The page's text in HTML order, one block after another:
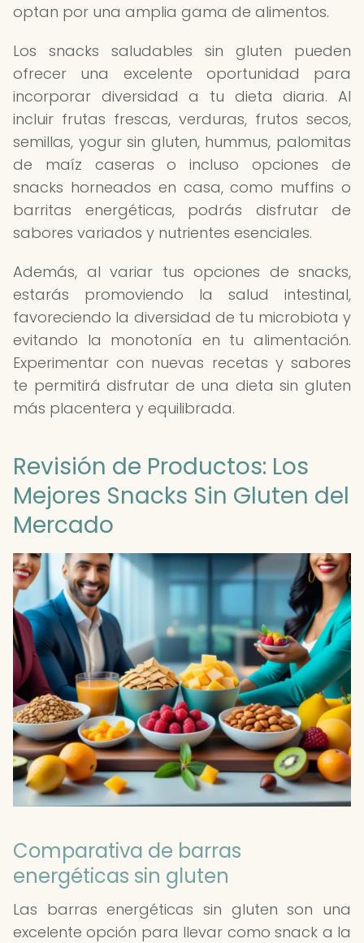
optan por una amplia gama de alimentos.
Los snacks saludables sin gluten pueden
ofrecer una excelente oportunidad para
incorporar diversidad a tu dieta diaria. Al
incluir frutas frescas, verduras, frutos secos,
semillas, yogur sin gluten, hummus, palomitas
de maíz caseras o incluso opciones de
snacks horneados en casa, como muffins o
barritas energéticas, podrás disfrutar de
sabores variados y nutrientes esenciales.
Además, al variar tus opciones de snacks,
estarás promoviendo la salud intestinal,
favoreciendo la diversidad de tu microbiota y
evitando la monotonía en tu alimentación.
Experimentar con nuevas recetas y sabores
te permitirá disfrutar de una dieta sin gluten
más placentera y equilibrada.
Revisión de Productos: Los
Mejores Snacks Sin Gluten del
Mercado
Comparativa de barras
energéticas sin gluten
Las barras energéticas sin gluten son una
excelente opción para llevar como snack a la